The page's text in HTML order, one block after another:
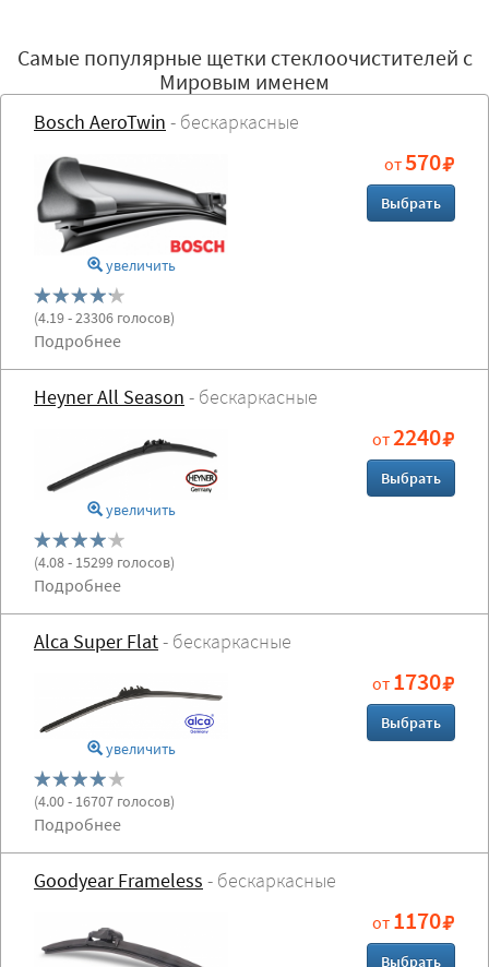
Самые популярные щетки стеклоочистителей с
Мировым именем
Bosch AeroTwin - бескаркасные
увеличить
(4.19- 23306 голосов)
от570
Выбрать
Подробнее
Heyner All Season - бескаркасные
увеличить
(4.08- 15299 голосов)
от2240
Выбрать
Подробнее
Alca Super Flat- бескаркасные
увеличить
(4.00- 16707 голосов)
от 1730
Выбрать
Подробнее
Goodyear Frameless - бескаркасные
от 1170
Выбрать